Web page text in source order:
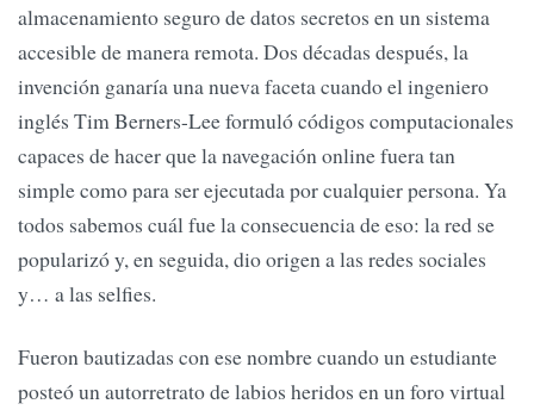
almacenamiento seguro de datos secretos en un sistema
accesible de manera remota. Dos décadas después, la
invención ganaría una nueva faceta cuando el ingeniero
inglés Tim Berners-Lee formuló códigos computacionales
capaces de hacer que la navegación online fuera tan
simple como para ser ejecutada por cualquier persona. Ya
todos sabemos cuál fue la consecuencia de eso: la red se
popularizó y, en seguida, dio origen a las redes sociales
y… a las selfies.
Fueron bautizadas con ese nombre cuando un estudiante
posteó un autorretrato de labios heridos en un foro virtual